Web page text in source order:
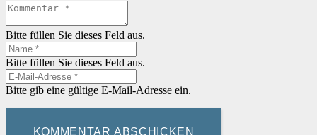
Bitte füllen Sie dieses Feld aus.
Bitte füllen Sie dieses Feld aus.
Bitte gib eine gültige E-Mail-Adresse ein.
KOMMENTAR ABSCHICKEN